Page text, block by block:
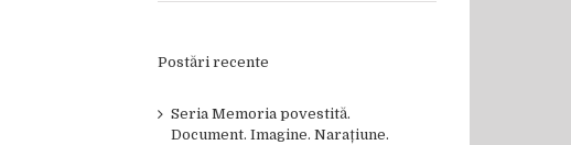
Postări recente
Seria Memoria povestită.
Document. Imagine. Narațiune.